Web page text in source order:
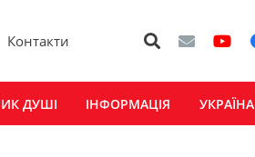
Контакти
ДУШІ ІНФОРМАЦІЯ УКРАЇНА